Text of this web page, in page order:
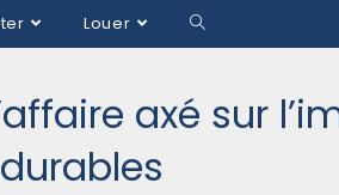
Louer
axé sur
durables